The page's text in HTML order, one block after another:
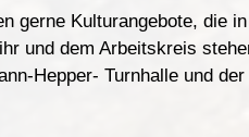
gerne Kulturangebote, die
und dem Arbeitskreis
Hepper- Turnhalle und